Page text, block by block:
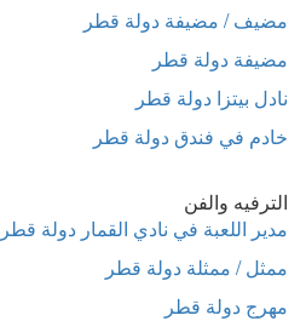
مضيف / مضيفة دولة قطر
مضيفة دولة قطر
نادل بيتزا دولة قطر
خادم في فندق دولة قطر
الترفيه والفن
مدير اللعبة في نادي القمار دولة قطر
ممثل / ممثلة دولة قطر
مهرج دولة قطر